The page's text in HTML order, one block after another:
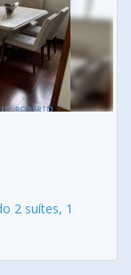
2 suítes, 1